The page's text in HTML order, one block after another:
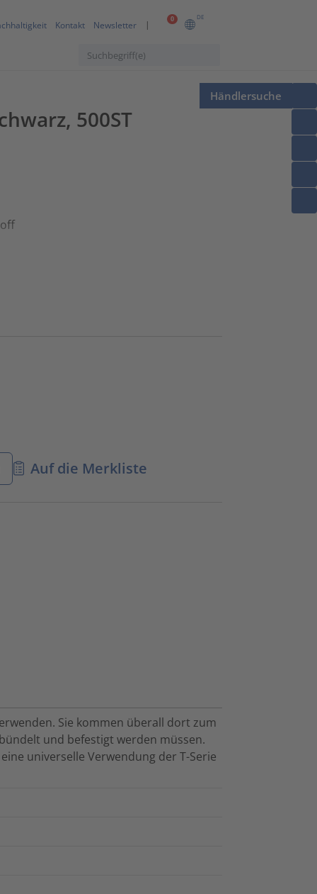
0 DE
Kontakt Newsletter
Händlersuche
500ST
Auf die Merkliste
Sie kommen überall dort zum
und befestigt werden müssen.
universelle Verwendung der T-Serie